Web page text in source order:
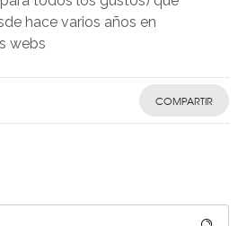
hace varios años en
webs
COMPARTIR